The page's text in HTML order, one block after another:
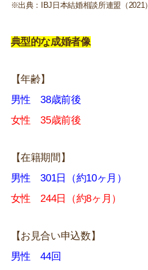
※出典：IBJ日本結婚相談所連盟（2021
典型的な成婚者像
【年齢】
男性 38歳前後
女性 35歳前後
【在籍期間】
男性 301日（約10ヶ月）
女性 244日（約8ヶ月）
【お見合い申込数】
男性 44回